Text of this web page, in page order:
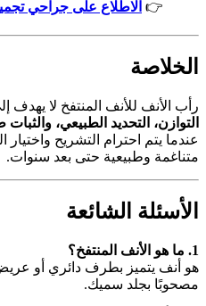
👉 الاطلاع على جراحي
الخلاصة
رأب الأنف للأنف المنتفخ لا يهدف
التوازن، التحديد الطبيعي، والثبات
عندما يتم احترام التشريح واختيار
متناغمة وطبيعية حتى بعد سنوات.
الأسئلة الشائعة
1. ما هو الأنف المنتفخ؟
هو أنف يتميز بطرف دائري أو عريض
مصحوبًا بجلد سميك.